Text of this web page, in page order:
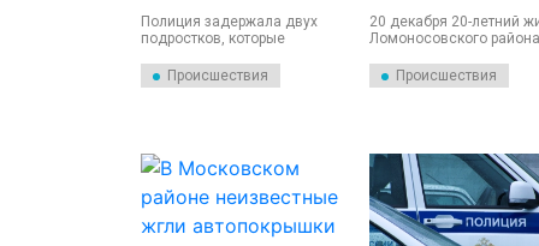
квартиру на Резной
улице
Полиция задержала двух
подростков, которые
доме №6 по Резной улице.
Происшествия
и признал вину
20 декабря 20-летний
Ломоносовского района
здание военного
комиссариата
задержали по горячим
следам, сообщили в
службе ГУ МВД России
Петербургу и
Происшествия